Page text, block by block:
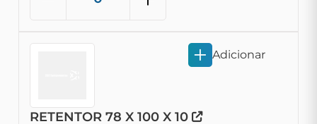
RETENTOR 78 X 100 X 10
Adicionar